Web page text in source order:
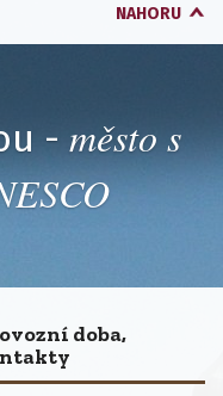
NAHORU
- město s
doba,